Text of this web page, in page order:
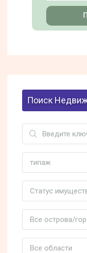
Поиск
типаж
Статус
Все острова/
Все области